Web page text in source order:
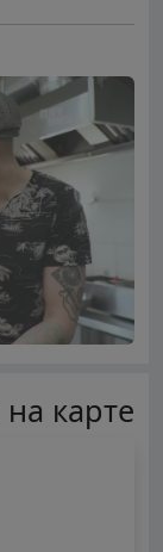
на карте